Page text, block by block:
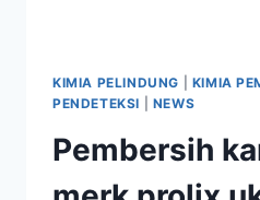
KIMIA PELINDUNG KIMIA
PENDETEKSI
NEWS
Pembersih